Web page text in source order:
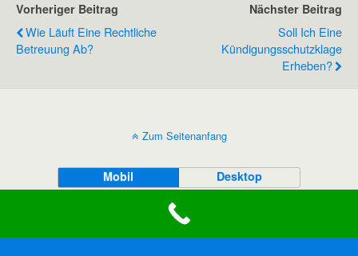
Vorheriger Beitrag
Wie Läuft Eine Rechtliche
Betreuung Ab?
Nächster Beitrag
Soll Ich Eine
Kündigungsschutzklage
Erheben?
Zum Seitenanfang
Mobil Desktop
Jetzt anrufen